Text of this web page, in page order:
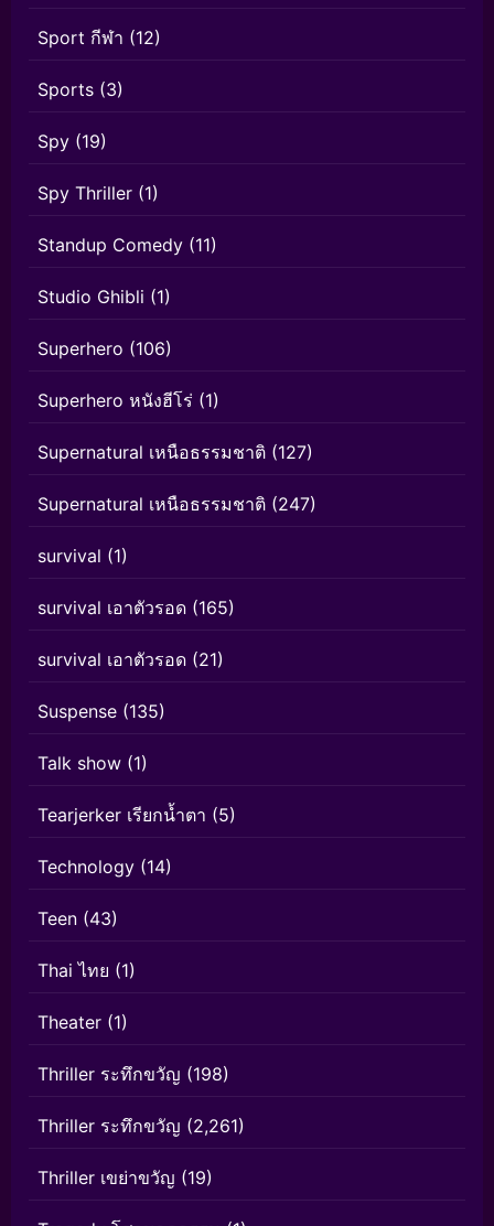
Sport กีฬา (12)
Sports (3)
Spy (19)
Spy Thriller (1)
Standup Comedy (11)
Studio Ghibli (1)
Superhero (106)
Superhero หนังฮีโร่ (1)
Supernatural เหนือธรรมชาติ (127)
Supernatural เหนือธรรมชาติ (247)
survival (1)
survival เอาตัวรอด (165)
survival เอาตัวรอด (21)
Suspense (135)
Talk show (1)
Tearjerker เรียกน้ำตา (5)
Technology (14)
Teen (43)
Thai ไทย (1)
Theater (1)
Thriller ระทึกขวัญ (198)
Thriller ระทึกขวัญ (2,261)
Thriller เขย่าขวัญ (19)